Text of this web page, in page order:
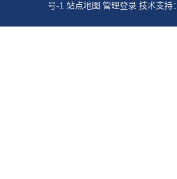
号-1 站点地图 管理登录技术支持：